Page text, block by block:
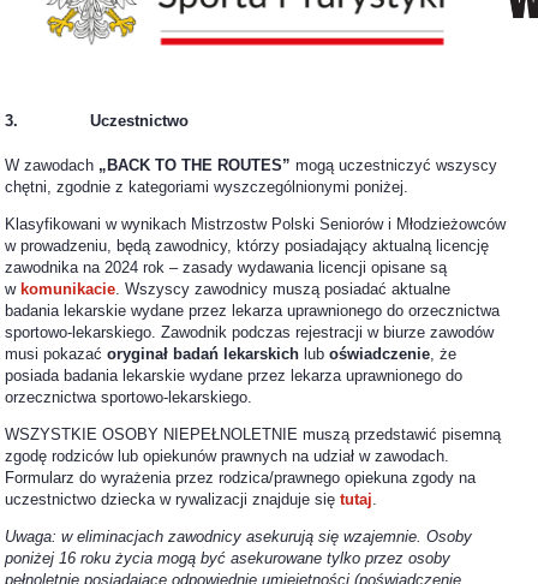
3. Uczestnictwo
W zawodach „BACK TO THE ROUTES”mogą uczestniczyć wszyscy
chętni, zgodnie z kategoriami wyszczególnionymi poniżej.
Klasyfikowani w wynikach Mistrzostw Polski Seniorów i Młodzieżowców
w prowadzeniu, będą zawodnicy, którzy posiadający aktualną licencję
zawodnika na 2024 rok – zasady wydawania licencji opisane są
w komunikacie. Wszyscy zawodnicy muszą posiadać aktualne
badania lekarskie wydane przez lekarza uprawnionego do orzecznictwa
sportowo-lekarskiego. Zawodnik podczas rejestracji w biurze zawodów
musi pokazaćoryginał badań lekarskich luboświadczenie, że
posiada badania lekarskie wydane przez lekarza uprawnionego do
orzecznictwa sportowo-lekarskiego.
WSZYSTKIE OSOBY NIEPEŁNOLETNIE muszą przedstawić pisemną
zgodę rodziców lub opiekunów prawnych na udział w zawodach.
Formularz do wyrażenia przez rodzica/prawnego opiekuna zgody na
uczestnictwo dziecka w rywalizacji znajduje siętutaj.
Uwaga: w eliminacjach zawodnicy asekurują się wzajemnie. Osoby
poniżej 16 roku życia mogą być asekurowane tylko przez osoby
pełnoletnie posiadające odpowiednie umiejętności (poświadczenie